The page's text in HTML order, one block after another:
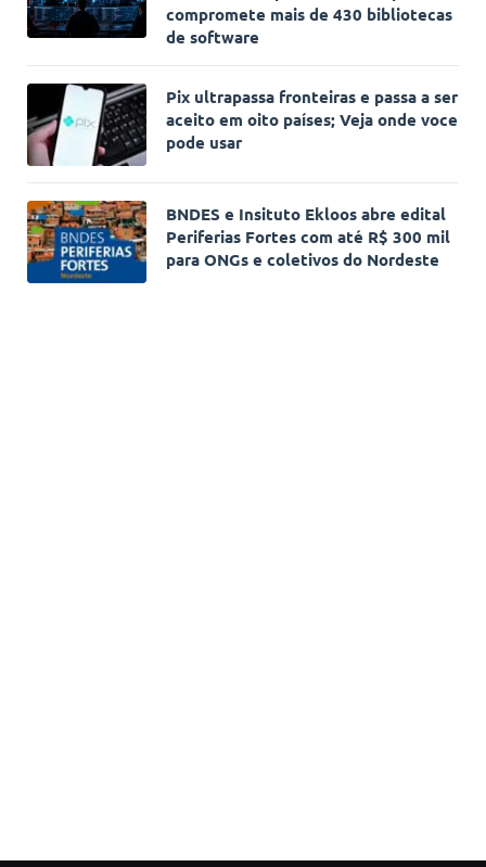
compromete mais de 430 bibliotecas
de software
Pix ultrapassa fronteiras e passa a ser
aceito em oito países; Veja onde voce
pode usar
BNDES e Insituto Ekloos abre edital
Periferias Fortes com até R$ 300 mil
para ONGs e coletivos do Nordeste